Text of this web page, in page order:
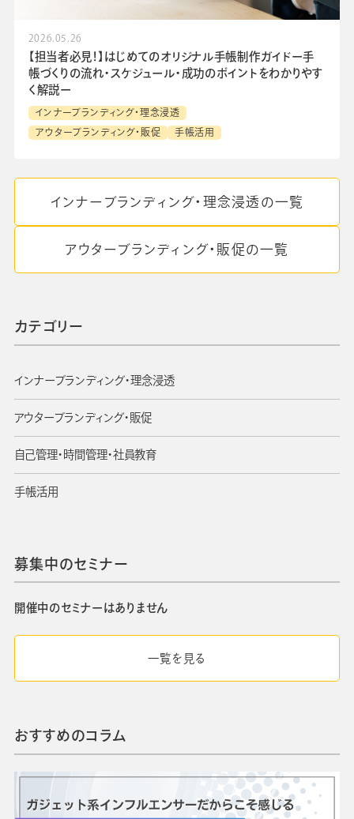
2026.05.26
【担当者必見！】はじめてのオリジナル手帳制作ガイドー手
帳づくりの流れ・スケジュール・成功のポイントをわかりやす
く解説ー
インナーブランディング・理念浸透
アウターブランディング・販促 手帳活用
インナーブランディング・理念浸透の一覧
アウターブランディング・販促の一覧
カテゴリー
インナーブランディング・理念浸透
アウターブランディング・販促
自己管理・時間管理・社員教育
手帳活用
募集中のセミナー
開催中のセミナーはありません
一覧を見る
おすすめのコラム